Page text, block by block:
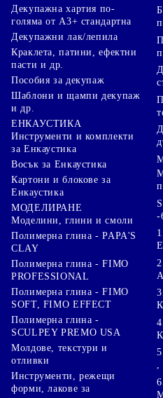
Декупажна хартия по-
голяма от А3+ стандартна
Декупажни лак/лепила
Краклета, патини, ефектни
пасти и др.
Пособия за декупаж
Шаблони и щампи декупаж
и др.
ЕНКАУСТИКА
Инструменти и комплекти
за Енкаустика
Восък за Енкаустика
Картони и блокове за
Енкаустика
МОДЕЛИРАНЕ
Моделини, глини и смоли
Полимерна глина - PAPA'S
CLAY
Полимерна глина - FIMO
PROFESSIONAL
Полимерна глина - FIMO
SOFT, FIMO EFFECT
Полимерна глина -
SCULPEY PREMO USA
Молдове, текстури и
отливки
Инструменти, режещи
форми, лакове за
-
,